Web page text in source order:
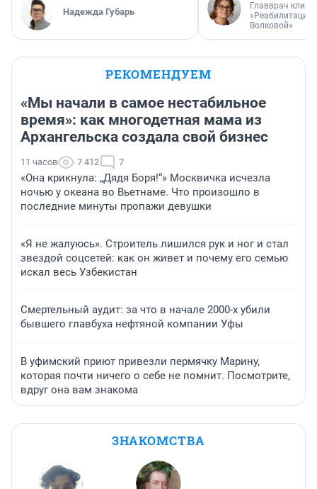
Надежда Губарь
Главврач
«Реабилитация
Волковой»
РЕКОМЕНДУЕМ
«Мы начали в самое нестабильное
время»: как многодетная мама из
Архангельска создала свой бизнес
11 часов 7 412 7
«Она крикнула: „Дядя Боря!“» Москвичка исчезла
ночью у океана во Вьетнаме. Что произошло в
последние минуты пропажи девушки
«Я не жалуюсь». Строитель лишился рук и ног и стал
звездой соцсетей: как он живет и почему его семью
искал весь Узбекистан
Смертельный аудит: за что в начале 2000-х убили
бывшего главбуха нефтяной компании Уфы
В уфимский приют привезли пермячку Марину,
которая почти ничего о себе не помнит. Посмотрите,
вдруг она вам знакома
ЗНАКОМСТВА